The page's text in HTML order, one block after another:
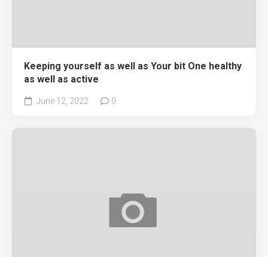
Keeping yourself as well as Your bit One healthy
as well as active
June 12, 2022 0